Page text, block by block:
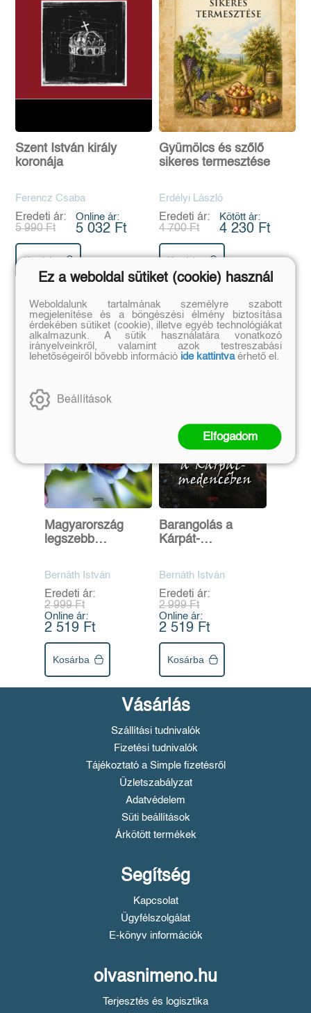
Szent István király
koronája
Ferencz Csaba
Eredeti ár:
5 990 Ft
Online ár:
5 032 Ft
Kosárba
Gyümölcs és szőlő
sikeres termesztése
Erdélyi László
Eredeti ár:
4 700 Ft
Kötött ár:
4 230 Ft
Kosárba
Szerző további művei
Magyarország
legszebb
Bernáth István
Eredeti ár:
2 999 Ft
Online ár:
2 519 Ft
Kosárba
Barangolás a
Kárpát-
Bernáth István
Eredeti ár:
2 999 Ft
Online ár:
2 519 Ft
Kosárba
Vásárlás
Szállítási tudnivalók
Fizetési tudnivalók
Tájékoztató a Simple fizetésről
Üzletszabályzat
Adatvédelem
Süti beállítások
Árkötött termékek
Segítség
Kapcsolat
Ügyfélszolgálat
E-könyv információk
olvasnimeno.hu
Terjesztés és logisztika
Ez a weboldal sütiket (cookie) használ
Weboldalunk tartalmának személyre szabott
megjelenítése és a böngészési élmény biztosítása
érdekében sütiket (cookie), illetve egyéb technológiákat
alkalmazunk. A sütik használatára vonatkozó
irányelveinkről, valamint azok testreszabási
lehetőségeiről bővebb információ ide kattintvaérhető el.
Beállítások
Elfogadom